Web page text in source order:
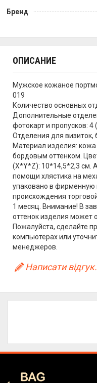
Бренд
ОПИСАНИЕ
Мужское кожаное
019
Количество основных
Дополнительные
фотокарт и пропусков:
Отделения для визиток,
Материал изделия:
бордовым оттенком.
(X*Y*Z): 10*14,5*2,3 см.
помощи хлястика на
упаковано в фирменную
происхождения
1 месяц. Внимание! В
оттенок изделия может
Пожалуйста, сделайте
компьютерах или
менеджеров.
Написати